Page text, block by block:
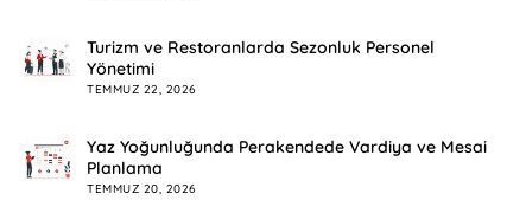
Turizm ve Restoranlarda Sezonluk Personel
Yönetimi
TEMMUZ 22, 2026
Yaz Yoğunluğunda Perakendede Vardiya ve Mesai
Planlama
TEMMUZ 20, 2026